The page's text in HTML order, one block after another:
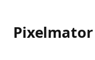
تمتلك Apple رسميًا Pixelmator